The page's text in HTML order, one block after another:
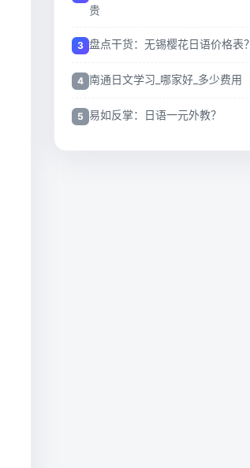
贵
盘点干货：无锡樱花日语价格表？
南通日文学习_哪家好_多少费用
易如反掌：日语一元外教？